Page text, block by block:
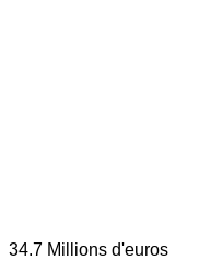
34.7 Millions d'euros